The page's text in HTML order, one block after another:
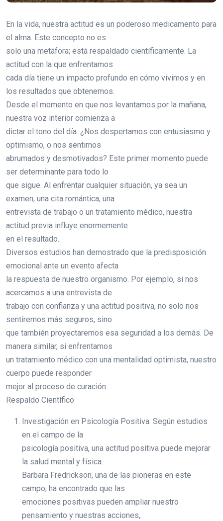
En la vida, nuestra actitud es un poderoso medicamento para
el alma. Este concepto no es
solo una metáfora; está respaldado científicamente. La
actitud con la que enfrentamos
cada día tiene un impacto profundo en cómo vivimos y en
los resultados que obtenemos.
Desde el momento en que nos levantamos por la mañana,
nuestra voz interior comienza a
dictar el tono del día. ¿Nos despertamos con entusiasmo y
optimismo, o nos sentimos
abrumados y desmotivados? Este primer momento puede
ser determinante para todo lo
que sigue. Al enfrentar cualquier situación, ya sea un
examen, una cita romántica, una
entrevista de trabajo o un tratamiento médico, nuestra
actitud previa influye enormemente
en el resultado.
Diversos estudios han demostrado que la predisposición
emocional ante un evento afecta
la respuesta de nuestro organismo. Por ejemplo, si nos
acercamos a una entrevista de
trabajo con confianza y una actitud positiva, no solo nos
sentiremos más seguros, sino
que también proyectaremos esa seguridad a los demás. De
manera similar, si enfrentamos
un tratamiento médico con una mentalidad optimista, nuestro
cuerpo puede responder
mejor al proceso de curación.
Respaldo Científico
Investigación en Psicología Positiva: Según estudios
en el campo de la
psicología positiva, una actitud positiva puede mejorar
la salud mental y física.
Barbara Fredrickson, una de las pioneras en este
campo, ha encontrado que las
emociones positivas pueden ampliar nuestro
pensamiento y nuestras acciones,